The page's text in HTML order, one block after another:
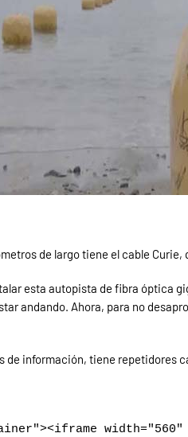
de largo tiene el cable
esta autopista de fibra óptica
andando. Ahora, para no
de información, tiene repetidores
width="560"